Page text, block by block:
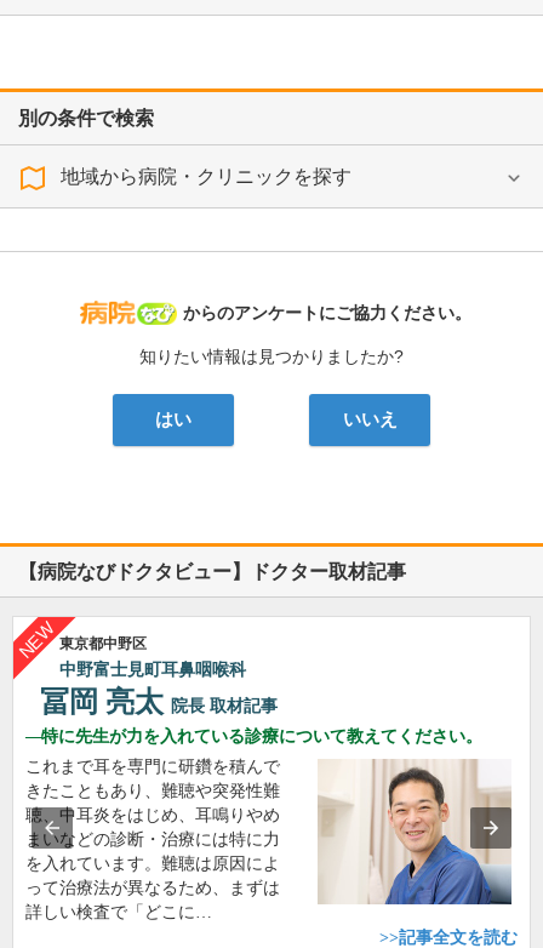
別の条件で検索
地域から病院・クリニックを探す
病院なび
からのアンケートにご協力ください。
知りたい情報は見つかりましたか?
はい いいえ
【病院なびドクタビュー】ドクター取材記事
東京都中野区
中野富士見町耳鼻咽喉科
冨岡 亮太 院長 取材記事
特に先生が力を入れている診療について教えてください。
これまで耳を専門に研鑽を積んで
きたこともあり、難聴や突発性難
聴、中耳炎をはじめ、耳鳴りやめ
まいなどの診断・治療には特に力
を入れています。難聴は原因によ
って治療法が異なるため、まずは
詳しい検査で「どこに…
>>記事全文を読む